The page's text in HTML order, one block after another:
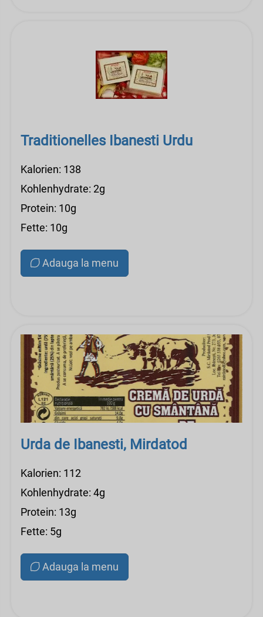
Traditionelles Ibanesti Urdu
Kalorien: 138
Kohlenhydrate: 2g
Protein: 10g
Fette: 10g
Adauga la menu
Urda de Ibanesti, Mirdatod
Kalorien: 112
Kohlenhydrate: 4g
Protein: 13g
Fette: 5g
Adauga la menu